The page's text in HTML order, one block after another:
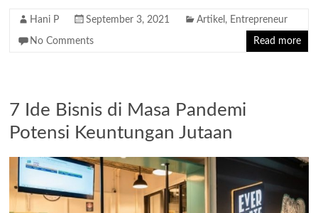
Hani P September 3, 2021 Artikel , Entrepreneur
No Comments Read more
7 Ide Bisnis di Masa Pandemi
Potensi Keuntungan Jutaan